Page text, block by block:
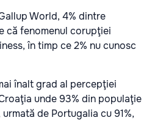
World, 4% dintre
că fenomenul corupţiei
în timp ce 2% nu cunosc
înalt grad al percepţiei
unde 93% din populaţie
de Portugalia cu 91%,